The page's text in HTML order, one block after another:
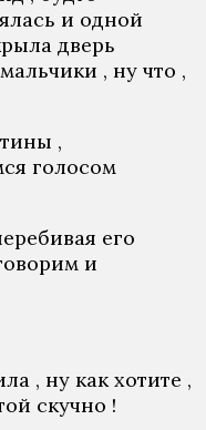
и одной
дверь
, ну что ,
,
голосом
его
и
, ну как хотите ,
скучно !